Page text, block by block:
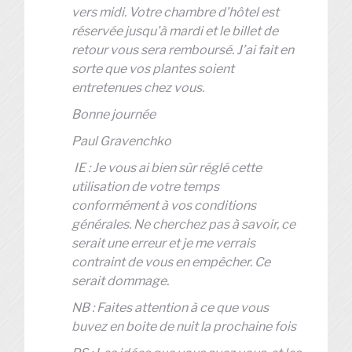
vers midi. Votre chambre d’hôtel est
réservée jusqu’à mardi et le billet de
retour vous sera remboursé. J’ai fait en
sorte que vos plantes soient
entretenues chez vous.
Bonne journée
Paul Gravenchko
IE : Je vous ai bien sûr réglé cette
utilisation de votre temps
conformément à vos conditions
générales. Ne cherchez pas à savoir, ce
serait une erreur et je me verrais
contraint de vous en empêcher. Ce
serait dommage.
NB : Faites attention à ce que vous
buvez en boite de nuit la prochaine fois